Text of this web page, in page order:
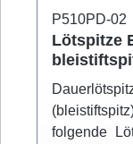
P510PD-02
Lötspitze
folgende